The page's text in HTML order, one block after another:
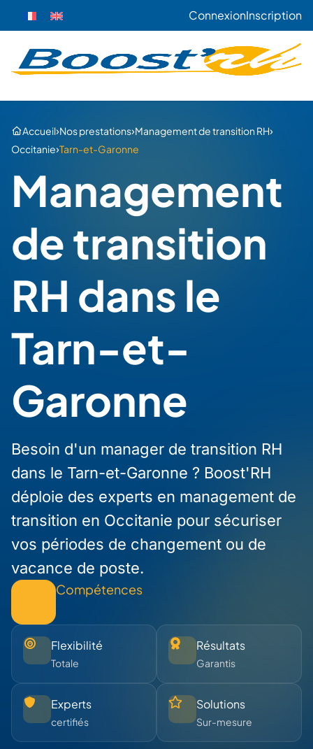
ConnexionInscription
Accueil›Nos prestations›Management de transition RH›
Occitanie›Tarn-et-Garonne
Management
de transition
RH dans le
Tarn-et-
Garonne
Besoin d'un manager de transition RH
dans le Tarn-et-Garonne ? Boost'RH
déploie des experts en management de
transition en Occitanie pour sécuriser
vos périodes de changement ou de
vacance de poste.
Compétences
Flexibilité
Totale
Résultats
Garantis
Experts
certifiés
Solutions
Sur-mesure